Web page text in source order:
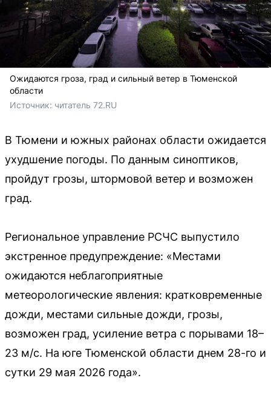
Ожидаются гроза, град и сильный ветер в Тюменской
области
Источник: читатель 72.RU
В Тюмени и южных районах области ожидается
ухудшение погоды. По данным синоптиков,
пройдут грозы, штормовой ветер и возможен
град.
Региональное управление РСЧС выпустило
экстренное предупреждение: «Местами
ожидаются неблагоприятные
метеорологические явления: кратковременные
дожди, местами сильные дожди, грозы,
возможен град, усиление ветра с порывами 18–
23 м/с. На юге Тюменской области днем 28-го и
сутки 29 мая 2026 года».